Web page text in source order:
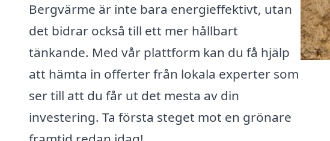
Bergvärme är inte bara energieffektivt, utan
det bidrar också till ett mer hållbart
tänkande. Med vår plattform kan du få hjälp
att hämta in offerter från lokala experter som
ser till att du får ut det mesta av din
investering. Ta första steget mot en grönare